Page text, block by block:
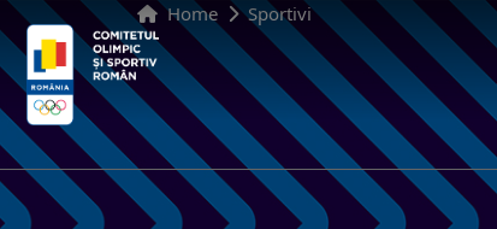
Home Sportivi